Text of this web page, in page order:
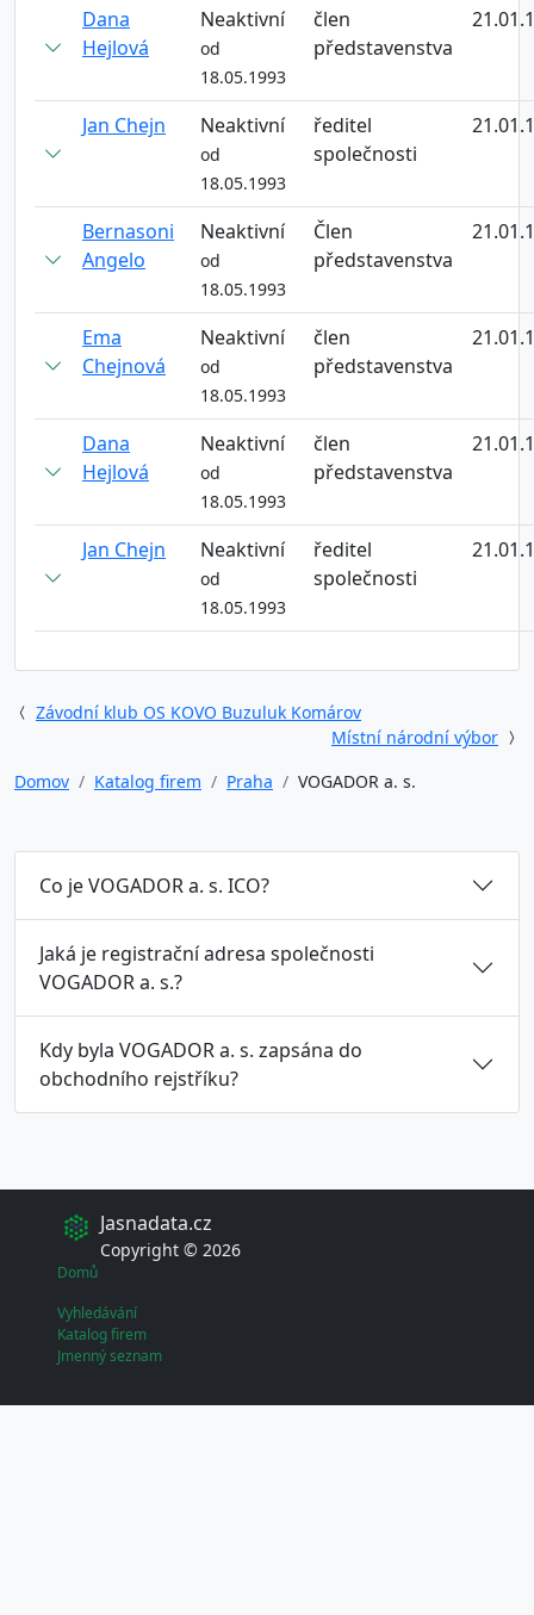
Dana
Hejlová
Neaktivní
od
18.05.1993
člen
představenstva
Jan Chejn Neaktivní
od
18.05.1993
ředitel
společnosti
Bernasoni
Angelo
Neaktivní
od
18.05.1993
Člen
představenstva
Ema
Chejnová
Neaktivní
od
18.05.1993
člen
představenstva
Dana
Hejlová
Neaktivní
od
18.05.1993
člen
představenstva
Jan Chejn Neaktivní
od
18.05.1993
ředitel
společnosti
Závodní klub OS KOVO Buzuluk Komárov
Místní národní výbor
Domov
Katalog firem Praha VOGADOR a. s.
Co je VOGADOR a. s. ICO?
Jaká je registrační adresa společnosti
VOGADOR a. s.?
Kdy byla VOGADOR a. s. zapsána do
obchodního rejstříku?
Jasnadata.cz
Copyright © 2026
Domů
Vyhledávání
Katalog firem
Jmenný seznam